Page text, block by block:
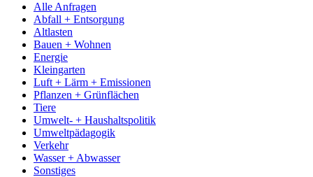
Alle Anfragen
Abfall + Entsorgung
Altlasten
Bauen + Wohnen
Energie
Kleingarten
Luft + Lärm + Emissionen
Pflanzen + Grünflächen
Tiere
Umwelt- + Haushaltspolitik
Umweltpädagogik
Verkehr
Wasser + Abwasser
Sonstiges